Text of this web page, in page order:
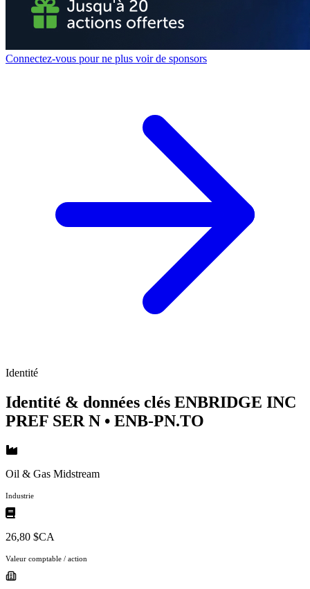
Connectez-vous pour ne plus voir de sponsors
Identité
Identité & données clés ENBRIDGE INC
PREF SER N • ENB-PN.TO
Oil & Gas Midstream
Industrie
26,80 $CA
Valeur comptable / action